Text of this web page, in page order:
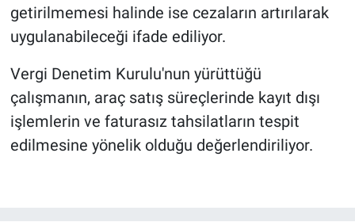
getirilmemesi halinde ise cezaların artırılarak
uygulanabileceği ifade ediliyor.
Vergi Denetim Kurulu'nun yürüttüğü
çalışmanın, araç satış süreçlerinde kayıt dışı
işlemlerin ve faturasız tahsilatların tespit
edilmesine yönelik olduğu değerlendiriliyor.